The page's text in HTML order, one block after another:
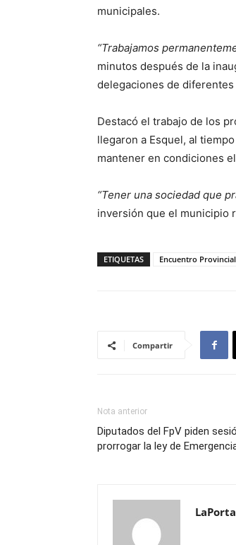
municipales.
“Trabajamos
minutos después de la
delegaciones de diferentes
Destacó el trabajo de los
llegaron a Esquel, al
mantener en condiciones
“Tener una sociedad que
inversión que el municipio
ETIQUETAS Encuentro Provincial
Compartir
Nota anterior
Diputados del FpV piden
prorrogar la ley de